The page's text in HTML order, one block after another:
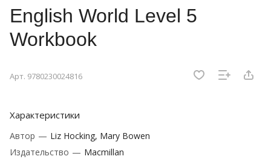
English World Level 5
Workbook
Арт. 9780230024816
Характеристики
Автор — Liz Hocking, Mary Bowen
Издательство — Macmillan